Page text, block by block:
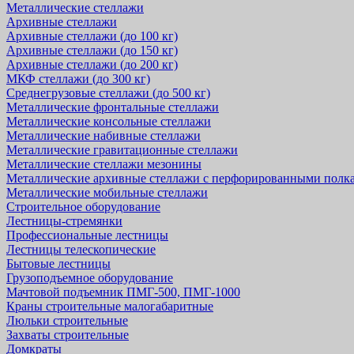
Металлические стеллажи
Архивные стеллажи
Архивные стеллажи (до 100 кг)
Архивные стеллажи (до 150 кг)
Архивные стеллажи (до 200 кг)
МКФ стеллажи (до 300 кг)
Среднегрузовые стеллажи (до 500 кг)
Металлические фронтальные стеллажи
Металлические консольные стеллажи
Металлические набивные стеллажи
Металлические гравитационные стеллажи
Металлические стеллажи мезонины
Металлические архивные стеллажи с перфорированными
Металлические мобильные стеллажи
Строительное оборудование
Лестницы-стремянки
Профессиональные лестницы
Лестницы телескопические
Бытовые лестницы
Грузоподъемное оборудование
Мачтовой подъемник ПМГ-500, ПМГ-1000
Краны строительные малогабаритные
Люльки строительные
Захваты строительные
Домкраты